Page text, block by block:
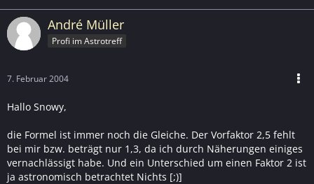
André Müller
Profi im Astrotreff
7. Februar 2004
Hallo Snowy,
die Formel ist immer noch die Gleiche. Der Vorfaktor 2,5 fehlt
bei mir bzw. beträgt nur 1,3, da ich durch Näherungen einiges
vernachlässigt habe. Und ein Unterschied um einen Faktor 2 ist
ja astronomisch betrachtet Nichts [;)]